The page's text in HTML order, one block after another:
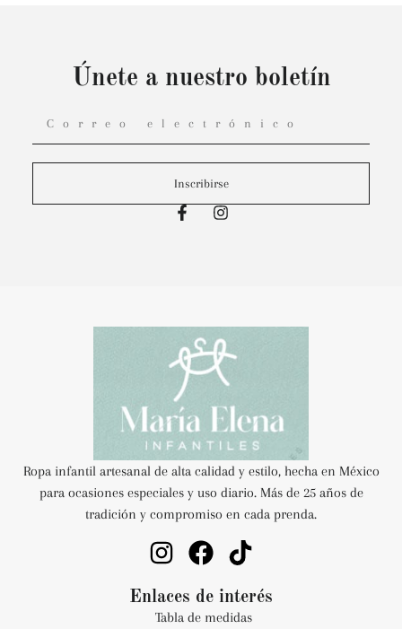
Únete a nuestro boletín
Inscribirse
Ropa infantil artesanal de alta calidad y estilo, hecha en México
para ocasiones especiales y uso diario. Más de 25 años de
tradición y compromiso en cada prenda.
Enlaces de interés
Tabla de medidas